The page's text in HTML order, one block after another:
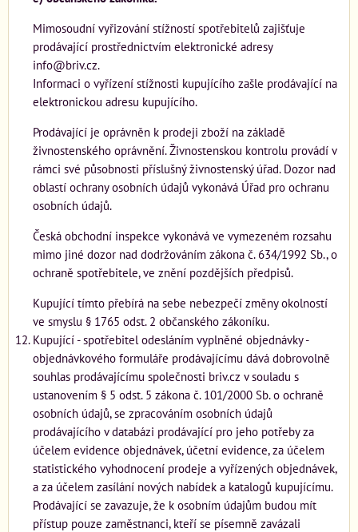
Mimosoudní vyřizování stížností spotřebitelů zajišťuje
prodávající prostřednictvím elektronické adresy
info@briv.cz.
Informaci o vyřízení stížnosti kupujícího zašle prodávající na
elektronickou adresu kupujícího.
Prodávající je oprávněn k prodeji zboží na základě
živnostenského oprávnění. Živnostenskou kontrolu provádí v
rámci své působnosti příslušný živnostenský úřad. Dozor nad
oblastí ochrany osobních údajů vykonává Úřad pro ochranu
osobních údajů.
Česká obchodní inspekce vykonává ve vymezeném rozsahu
mimo jiné dozor nad dodržováním zákona č. 634/1992 Sb., o
ochraně spotřebitele, ve znění pozdějších předpisů.
Kupující tímto přebírá na sebe nebezpečí změny okolností
ve smyslu § 1765 odst. 2 občanského zákoníku.
Kupující - spotřebitel odesláním vyplněné objednávky -
objednávkového formuláře prodávajícímu dává dobrovolně
souhlas prodávajícímu společnosti briv.cz v souladu s
ustanovením § 5 odst. 5 zákona č. 101/2000 Sb. o ochraně
osobních údajů, se zpracováním osobních údajů
prodávajícího v databázi prodávající pro jeho potřeby za
účelem evidence objednávek, účetní evidence, za účelem
statistického vyhodnocení prodeje a vyřízených objednávek,
a za účelem zasílání nových nabídek a katalogů kupujícímu.
Prodávající se zavazuje, že k osobním údajům budou mít
přístup pouze zaměstnanci, kteří se písemně zavázali